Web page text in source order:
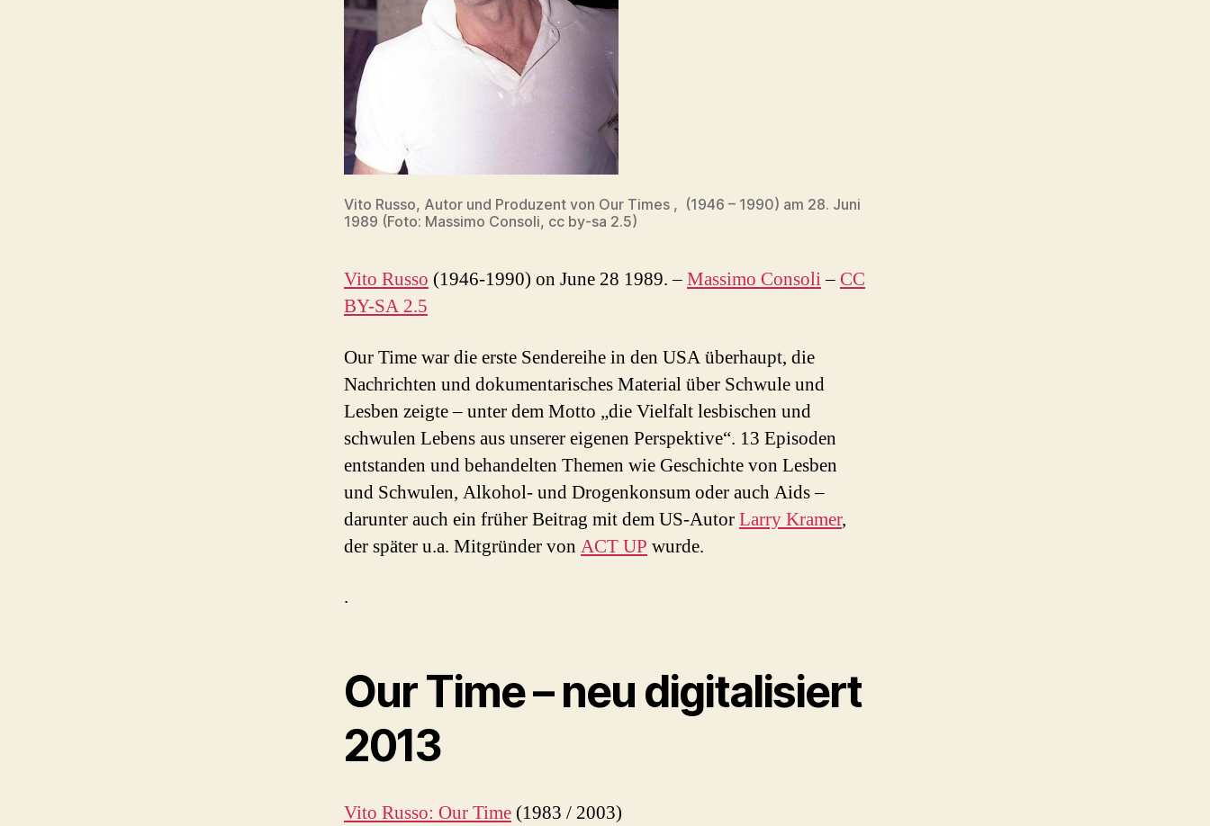
Vito Russo, Autor und Produzent von Our Times , (1946 – 1990) am 28. Juni
1989 (Foto: Massimo Consoli, cc by-sa 2.5)
Vito Russo (1946-1990) on June 28 1989.–Massimo Consoli– CC
BY-SA 2.5
Our Time war die erste Sendereihe in den USA überhaupt, die
Nachrichten und dokumentarisches Material über Schwule und
Lesben zeigte – unter dem Motto „die Vielfalt lesbischen und
schwulen Lebens aus unserer eigenen Perspektive“. 13 Episoden
entstanden und behandelten Themen wie Geschichte von Lesben
und Schwulen, Alkohol- und Drogenkonsum oder auch Aids –
darunter auch ein früher Beitrag mit dem US-AutorLarry Kramer,
der später u.a. Mitgründer von ACT UP wurde.
.
Our Time – neu digitalisiert
2013
Vito Russo: Our Time (1983 / 2003)